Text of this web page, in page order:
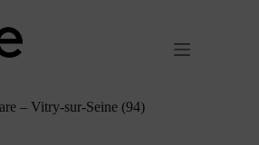
– Vitry-sur-Seine (94)